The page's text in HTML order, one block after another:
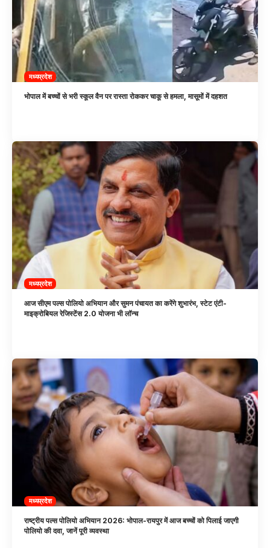
मध्यप्रदेश
भोपाल में बच्चों से भरी स्कूल वैन पर रास्ता रोककर चाकू से हमला, मासूमों में दहशत
मध्यप्रदेश
आज सीएम पल्स पोलियो अभियान और सुमन पंचायत का करेंगे शुभारंभ, स्टेट एंटी-
माइक्रोबियल रेजिस्टेंस 2.0 योजना भी लॉन्च
मध्यप्रदेश
राष्ट्रीय पल्स पोलियो अभियान 2026: भोपाल-रायपुर में आज बच्चों को पिलाई जाएगी
पोलियो की दवा, जानें पूरी व्यवस्था